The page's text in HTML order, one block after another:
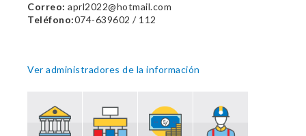
Correo: aprl2022@hotmail.com
Teléfono:074-639602 / 112
Ver administradores de la información